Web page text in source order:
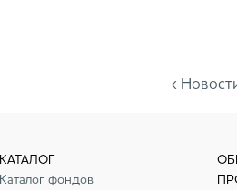
‹
КАТАЛОГ
Каталог фондов